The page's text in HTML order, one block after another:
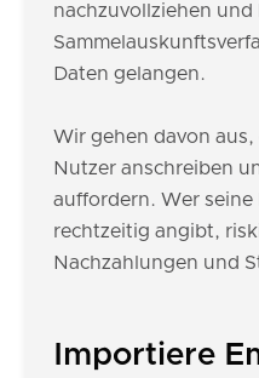
nachzuvollziehen
Daten gelangen.
Wir gehen davon
Nutzer anschreiben
auffordern. Wer
rechtzeitig angibt,
Nachzahlungen und
Importiere